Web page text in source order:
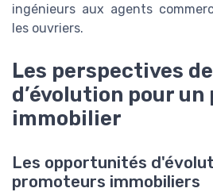
ingénieurs aux agents
les ouvriers.
Les perspectives
d’évolution pour
immobilier
Les opportunités
promoteurs immobiliers